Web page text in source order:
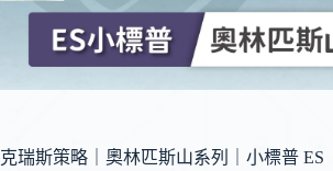
克瑞斯策略｜奧林匹斯山系列｜小標普 ES